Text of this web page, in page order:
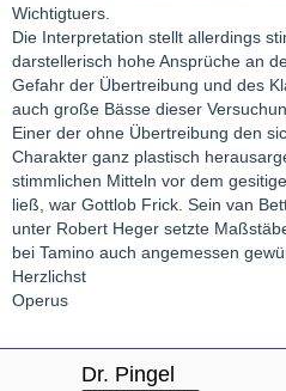
Wichtigtuers.
Die Interpretation stellt allerdings
darstellerisch hohe Ansprüche an
Gefahr der Übertreibung und des
auch große Bässe dieser
Einer der ohne Übertreibung den
Charakter ganz plastisch
stimmlichen Mitteln vor dem
ließ, war Gottlob Frick. Sein van
unter Robert Heger setzte
bei Tamino auch angemessen
Herzlichst
Operus
Dr. Pingel